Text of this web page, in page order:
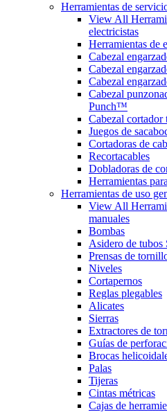
Herramientas de
View All
electricistas
Herramientas de
Cabezal
Cabezal
Cabezal
Cabezal
Punch™
Cabezal
Juegos de
Cortadoras de
Recortacables
Dobladoras de
Herramientas
Herramientas de uso
View All
manuales
Bombas
Asidero de
Prensas de
Niveles
Cortapernos
Reglas plegables
Alicates
Sierras
Extractores de
Guías de
Brocas
Palas
Tijeras
Cintas métricas
Cajas de